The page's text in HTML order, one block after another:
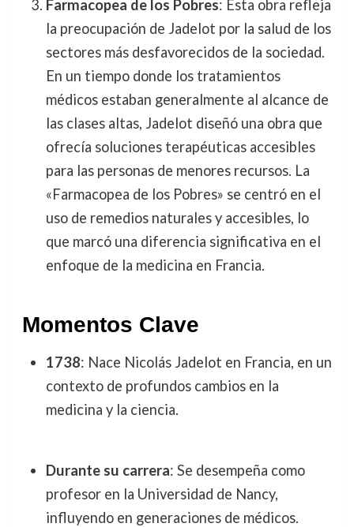
Farmacopea de los Pobres: Esta obra refleja
la preocupación de Jadelot por la salud de los
sectores más desfavorecidos de la sociedad.
En un tiempo donde los tratamientos
médicos estaban generalmente al alcance de
las clases altas, Jadelot diseñó una obra que
ofrecía soluciones terapéuticas accesibles
para las personas de menores recursos. La
«Farmacopea de los Pobres» se centró en el
uso de remedios naturales y accesibles, lo
que marcó una diferencia significativa en el
enfoque de la medicina en Francia.
Momentos Clave
1738: Nace Nicolás Jadelot en Francia, en un
contexto de profundos cambios en la
medicina y la ciencia.
Durante su carrera: Se desempeña como
profesor en la Universidad de Nancy,
influyendo en generaciones de médicos.